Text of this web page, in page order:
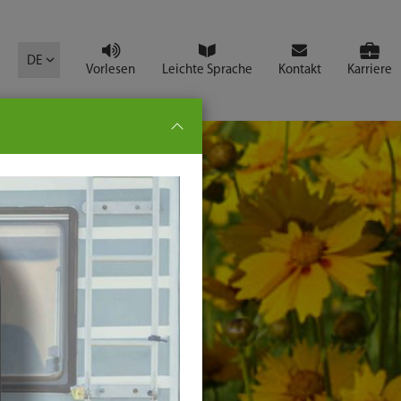
DE
Vorlesen Leichte Sprache Kontakt Karriere